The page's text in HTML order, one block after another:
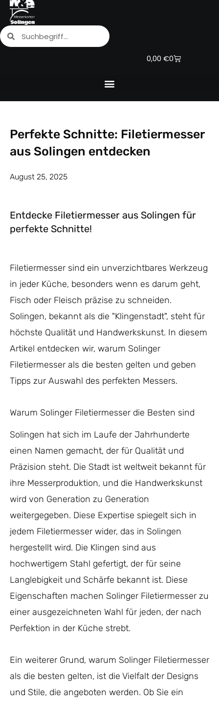
Zum
Inhalt
springen
SucheSuche
0,00 €0
Warenkorb
Perfekte Schnitte: Filetiermesser
aus Solingen entdecken
August 25, 2025
Entdecke Filetiermesser aus Solingen für
perfekte Schnitte!
Filetiermesser sind ein unverzichtbares Werkzeug
in jeder Küche, besonders wenn es darum geht,
Fisch oder Fleisch präzise zu schneiden.
Solingen, bekannt als die "Klingenstadt", steht für
höchste Qualität und Handwerkskunst. In diesem
Artikel entdecken wir, warum Solinger
Filetiermesser als die besten gelten und geben
Tipps zur Auswahl des perfekten Messers.
Warum Solinger Filetiermesser die Besten sind
Solingen hat sich im Laufe der Jahrhunderte
einen Namen gemacht, der für Qualität und
Präzision steht. Die Stadt ist weltweit bekannt für
ihre Messerproduktion, und die Handwerkskunst
wird von Generation zu Generation
weitergegeben. Diese Expertise spiegelt sich in
jedem Filetiermesser wider, das in Solingen
hergestellt wird. Die Klingen sind aus
hochwertigem Stahl gefertigt, der für seine
Langlebigkeit und Schärfe bekannt ist. Diese
Eigenschaften machen Solinger Filetiermesser zu
einer ausgezeichneten Wahl für jeden, der nach
Perfektion in der Küche strebt.
Ein weiterer Grund, warum Solinger Filetiermesser
als die besten gelten, ist die Vielfalt der Designs
und Stile, die angeboten werden. Ob Sie ein